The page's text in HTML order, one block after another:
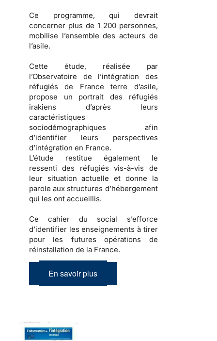
Ce programme, qui devrait
concerner plus de 1 200 personnes,
mobilise l’ensemble des acteurs de
l’asile.
Cette étude, réalisée par
l’Observatoire de l’intégration des
réfugiés de France terre d’asile,
propose un portrait des réfugiés
irakiens d’après leurs
caractéristiques
sociodémographiques afin
d’identifier leurs perspectives
d’intégration en France.
L’étude restitue égalementle
ressenti des réfugiés vis-à-vis de
leur situation actuelle et donne la
parole aux structures d’hébergement
qui les ont accueillis.
Ce cahier du social s’efforce
d’identifier les enseignements à tirer
pour les futures opérations de
réinstallation de la France.
En savoir plus